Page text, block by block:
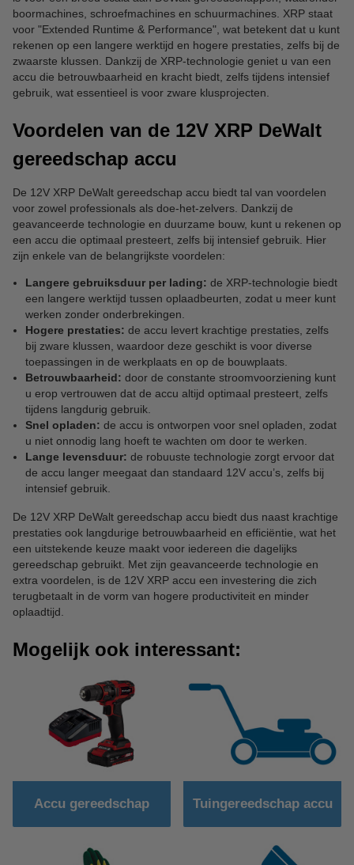
boormachines, schroefmachines en schuurmachines. XRP staat
voor "Extended Runtime & Performance", wat betekent dat u kunt
rekenen op een langere werktijd en hogere prestaties, zelfs bij de
zwaarste klussen. Dankzij de XRP-technologie geniet u van een
accu die betrouwbaarheid en kracht biedt, zelfs tijdens intensief
gebruik, wat essentieel is voor zware klusprojecten.
Voordelen van de 12V XRP DeWalt
gereedschap accu
De 12V XRP DeWalt gereedschap accu biedt tal van voordelen
voor zowel professionals als doe-het-zelvers. Dankzij de
geavanceerde technologie en duurzame bouw, kunt u rekenen op
een accu die optimaal presteert, zelfs bij intensief gebruik. Hier
zijn enkele van de belangrijkste voordelen:
Langere gebruiksduur per lading: de XRP-technologie biedt
een langere werktijd tussen oplaadbeurten, zodat u meer kunt
werken zonder onderbrekingen.
Hogere prestaties: de accu levert krachtige prestaties, zelfs
bij zware klussen, waardoor deze geschikt is voor diverse
toepassingen in de werkplaats en op de bouwplaats.
Betrouwbaarheid: door de constante stroomvoorziening kunt
u erop vertrouwen dat de accu altijd optimaal presteert, zelfs
tijdens langdurig gebruik.
Snel opladen: de accu is ontworpen voor snel opladen, zodat
u niet onnodig lang hoeft te wachten om door te werken.
Lange levensduur: de robuuste technologie zorgt ervoor dat
de accu langer meegaat dan standaard 12V accu’s, zelfs bij
intensief gebruik.
De 12V XRP DeWalt gereedschap accu biedt dus naast krachtige
prestaties ook langdurige betrouwbaarheid en efficiëntie, wat het
een uitstekende keuze maakt voor iedereen die dagelijks
gereedschap gebruikt. Met zijn geavanceerde technologie en
extra voordelen, is de 12V XRP accu een investering die zich
terugbetaalt in de vorm van hogere productiviteit en minder
oplaadtijd.
Mogelijk ook interessant:
Accu gereedschap Tuingereedschap accu